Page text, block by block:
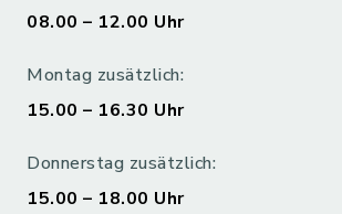
08.00 – 12.00 Uhr
Montag zusätzlich:
15.00 – 16.30 Uhr
Donnerstag zusätzlich:
15.00 – 18.00 Uhr